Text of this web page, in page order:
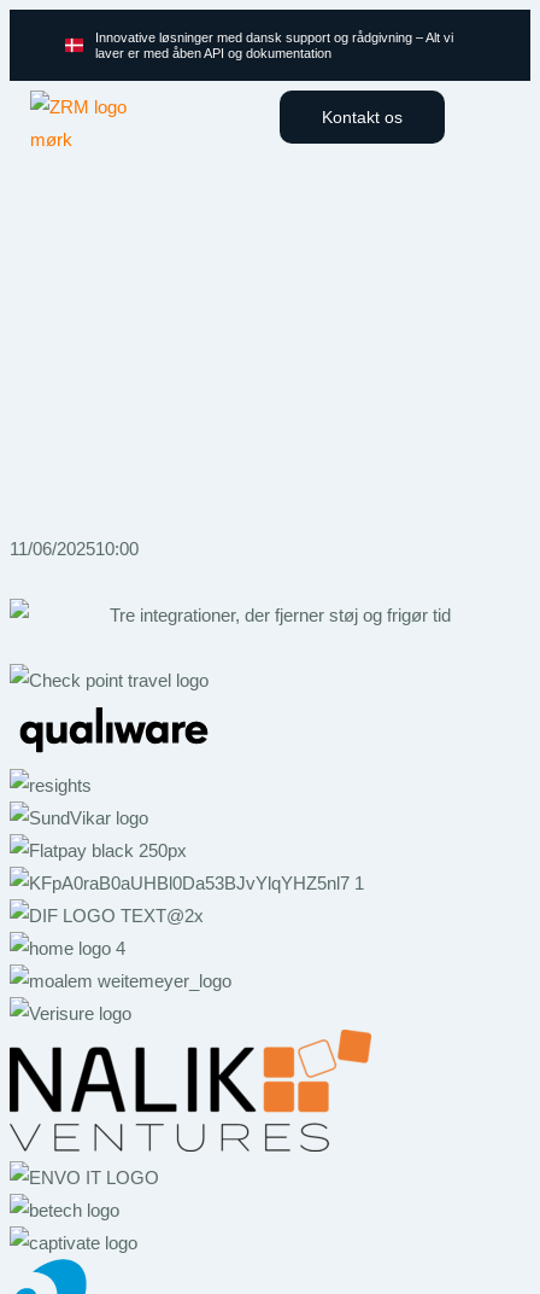
Innovative løsninger med dansk support og rådgivning – Alt vi
laver er med åben API og dokumentation
Kontakt os
11/06/202510:00